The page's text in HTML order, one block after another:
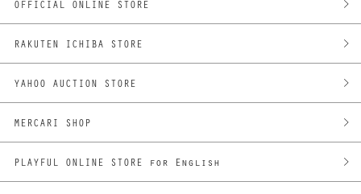
OFFICIAL ONLINE STORE
RAKUTEN ICHIBA STORE
YAHOO AUCTION STORE
MERCARI SHOP
PLAYFUL ONLINE STORE for English